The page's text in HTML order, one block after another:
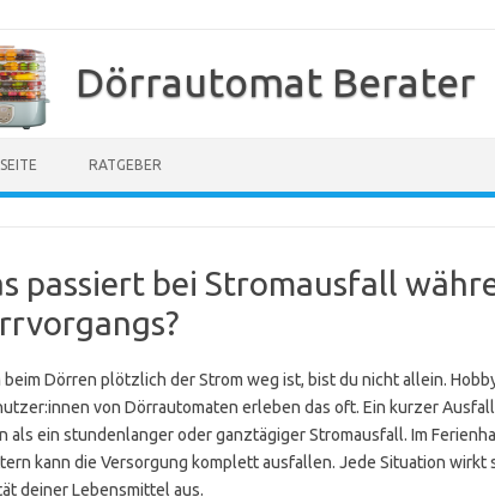
Dörrautomat Berater
RATGEBER
passiert bei Stromausfall
beim Dörren plötzlich der Strom weg ist, bist du nicht allein.
von Dörrautomaten erleben das oft. Ein kurzer
als ein stundenlanger oder ganztägiger Stromausfall. Im
kann die Versorgung komplett ausfallen. Jede Situation wirkt
deiner Lebensmittel aus.